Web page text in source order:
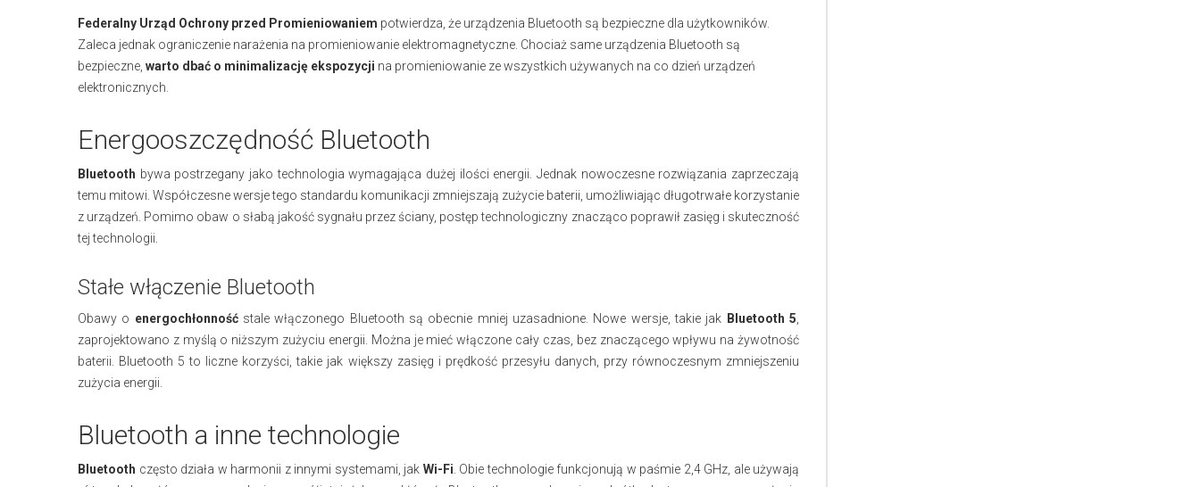
Federalny Urząd Ochrony przed Promieniowaniem potwierdza, że urządzenia Bluetooth są bezpieczne dla użytkowników.
Zaleca jednak ograniczenie narażenia na promieniowanie elektromagnetyczne. Chociaż same urządzenia Bluetooth są
bezpieczne, warto dbać o minimalizację ekspozycji na promieniowanie ze wszystkich używanych na co dzień urządzeń
elektronicznych.
Energooszczędność Bluetooth
Bluetooth bywa postrzegany jako technologia wymagająca dużej ilości energii. Jednak nowoczesne rozwiązania zaprzeczają
temu mitowi. Współczesne wersje tego standardu komunikacji zmniejszają zużycie baterii, umożliwiając długotrwałe korzystanie
z urządzeń. Pomimo obaw o słabą jakość sygnału przez ściany, postęp technologiczny znacząco poprawił zasięg i skuteczność
tej technologii.
Stałe włączenie Bluetooth
Obawy o energochłonnośćstale włączonego Bluetooth są obecnie mniej uzasadnione. Nowe wersje, takie jak Bluetooth 5
zaprojektowano z myślą o niższym zużyciu energii. Można je mieć włączone cały czas, bez znaczącego wpływu na żywotność
baterii. Bluetooth 5 to liczne korzyści, takie jak większy zasięg i prędkość przesyłu danych, przy równoczesnym zmniejszeniu
zużycia energii.
Bluetooth a inne technologie
Bluetooth często działa w harmonii z innymi systemami, jak Wi-Fi . Obie technologie funkcjonują w paśmie 2,4 GHz, ale używają